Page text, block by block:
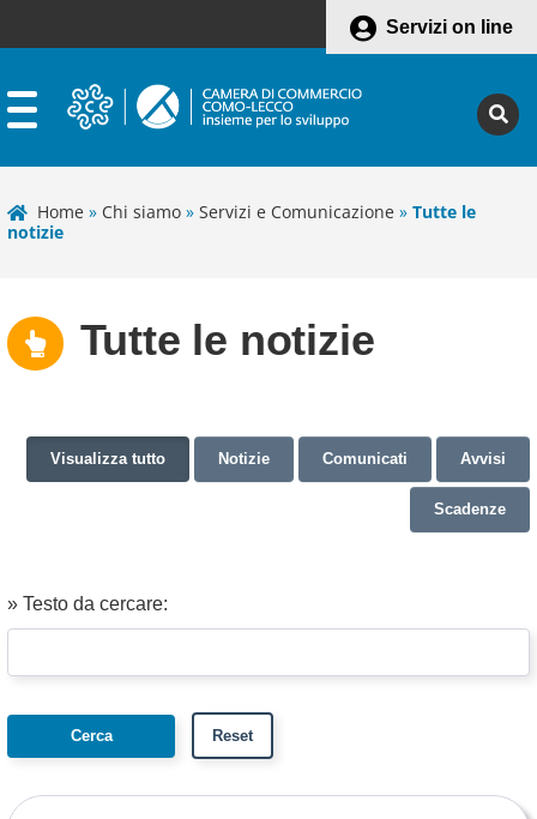
Servizi on line
Home » Chi siamo » Servizi e Comunicazione » Tutte le
notizie
Tutte le notizie
Visualizza tutto Notizie Comunicati Avvisi
Scadenze
» Testo da cercare: